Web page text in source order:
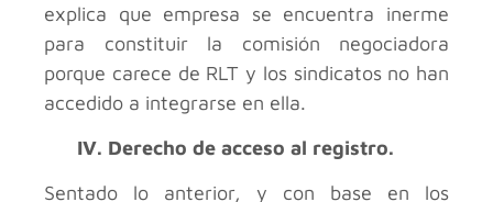
explica que empresa se encuentra inerme
para constituir la comisión negociadora
porque carece de RLT y los sindicatos no han
accedido a integrarse en ella.
IV. Derecho de acceso al registro.
Sentado lo anterior, y con base en los